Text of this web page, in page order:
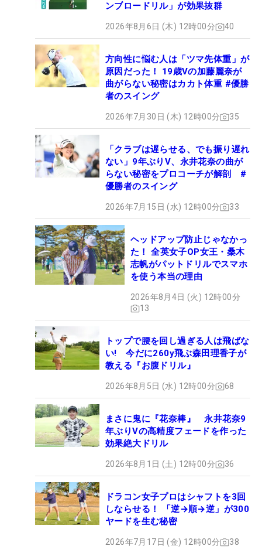
ンブロードリル」が効果抜群
2026年8月6日 (木) 12時00分 40
方向性に悩む人は「ツマ先体重」が
原因だった！ 19歳Vの加藤麗奈が
曲がらない秘密はカカト体重 #優勝
者のスイング
2026年7月30日 (木) 12時00分 35
「クラブは遅らせる、でも振り遅れ
ない」9年ぶりV、永井花奈の曲が
らない秘密をプロコーチが解剖 #
優勝者のスイング
2026年7月15日 (水) 12時00分 33
ヘッドアップ防止じゃなかっ
た！ 全英女子OP女王・桑木
志帆がパットドリルでスマホ
を使う本当の理由
2026年8月4日 (火) 12時00分
13
トップで腰を回し過ぎる人は飛ばな
い! 今だに260y飛ぶ森田理香子が
教える『お腹ドリル』
2026年8月5日 (水) 12時00分 68
まさに鬼に『花奈棒』 永井花奈9
年ぶりVの高精度フェードを作った
効果絶大ドリル
2026年8月1日 (土) 12時00分 36
ドラコン女子プロはシャフトを3回
しならせる！ 「逆→順→逆」が300
ヤードを生む秘密
2026年7月17日 (金) 12時00分 38